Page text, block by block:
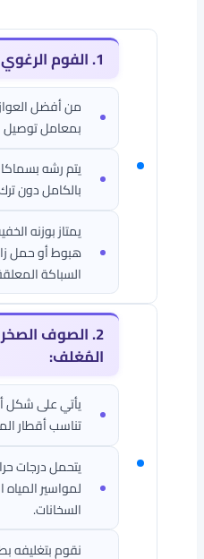
1. الفوم الرغوي (البولي يوريثان):
من أفضل
بمعامل
يتم رشه
بالكامل دون
يمتاز بوزنه
هبوط أو حمل
السباكة
المُغلف:
يأتي على
تناسب أقطار
يتحمل درجات
لمواسير
السخانات.
نقوم بتغليفه